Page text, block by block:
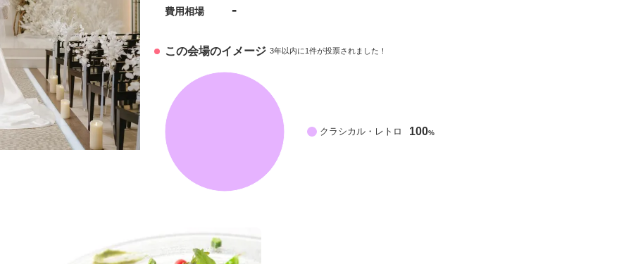
費用相場 -
この会場のイメージ 3年以内に1件が投票されました！
クラシカル・レトロ 100%